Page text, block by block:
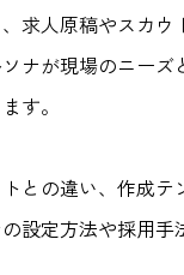
求人原稿やスカ
ナが現場のニー
す。
との違い、作成
設定方法や採用手